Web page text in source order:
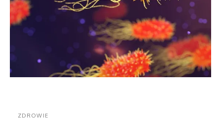
ZDROWIE